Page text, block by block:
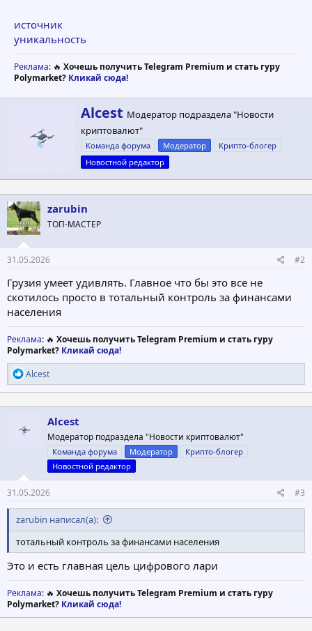
источник
уникальность
Реклама: 🔥 Хочешь получить Telegram Premium и стать гуру
Polymarket? Кликай сюда!
А
в
т
р
Alcest Модератор подраздела "Новости
криптовалют"
Команда форума Модератор
Крипто-блогер
Новостной редактор
zarubin
ТОП-МАСТЕР
31.05.2026 #2
Грузия умеет удивлять. Главное что бы это все не
скотилось просто в тотальный контроль за финансами
населения
Реклама: 🔥 Хочешь получить Telegram Premium и стать гуру
Polymarket? Кликай сюда!
Р
е
а
к
и
Alcest
Alcest
Модератор подраздела "Новости криптовалют"
Команда форума Модератор
Крипто-блогер
Новостной редактор
31.05.2026 #3
zarubin написал(а):
тотальный контроль за финансами населения
Это и есть главная цель цифрового лари
Реклама: 🔥 Хочешь получить Telegram Premium и стать гуру
Polymarket? Кликай сюда!